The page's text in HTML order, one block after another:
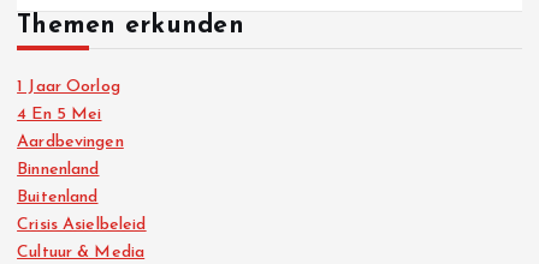
Themen erkunden
1 Jaar Oorlog
4 En 5 Mei
Aardbevingen
Binnenland
Buitenland
Crisis Asielbeleid
Cultuur & Media